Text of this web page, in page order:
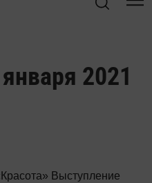
2021
Выступление